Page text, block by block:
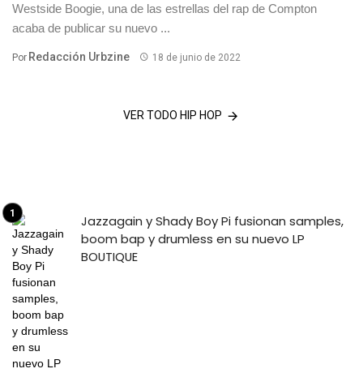
Westside Boogie, una de las estrellas del rap de Compton
acaba de publicar su nuevo ...
Por Redacción Urbzine 18 de junio de 2022
VER TODO HIP HOP
Jazzagain y Shady Boy Pi fusionan samples,
boom bap y drumless en su nuevo LP
BOUTIQUE